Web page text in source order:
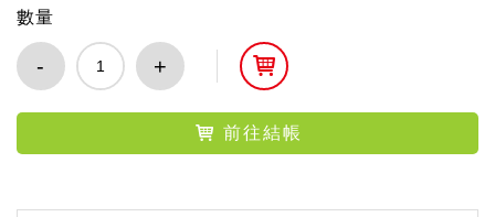
數量
- +
前往結帳